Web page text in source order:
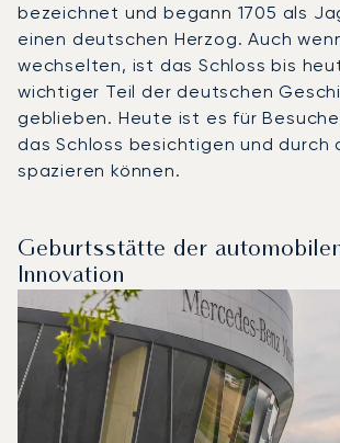
bezeichnet und begann 1705 als
einen deutschen Herzog. Auch
wechselten, ist das Schloss bis
wichtiger Teil der deutschen
geblieben. Heute ist es für
das Schloss besichtigen und durch
spazieren können.
Geburtsstätte der
Innovation